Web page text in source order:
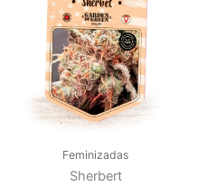
Feminizadas
Sherbert
precios:
desde
8,80 €
hasta
61,80 €